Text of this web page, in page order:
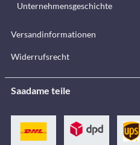
Unternehmensgeschichte
Versandinformationen
Widerrufsrecht
Saadame teile